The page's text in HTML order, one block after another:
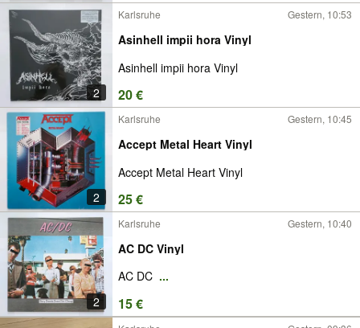
2
Karlsruhe Gestern, 10:53
Asinhell impii hora Vinyl
Asinhell impii hora Vinyl
20 €
2
Karlsruhe Gestern, 10:45
Accept Metal Heart Vinyl
Accept Metal Heart Vinyl
25 €
2
Karlsruhe Gestern, 10:40
AC DC Vinyl
AC DC ...
15 €